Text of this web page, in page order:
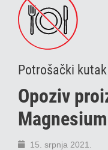
Potrošački kutak
Opoziv
15. srpnja 2021.